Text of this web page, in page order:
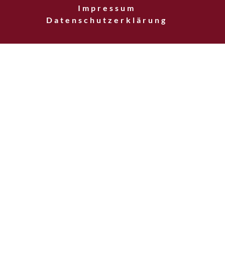
Impressum
Datenschutzerklärung